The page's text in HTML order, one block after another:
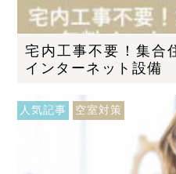
宅内工事不要！集合
インターネット設備
人気記事 空室対策